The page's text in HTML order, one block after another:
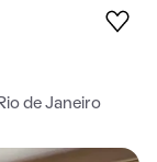
de Janeiro